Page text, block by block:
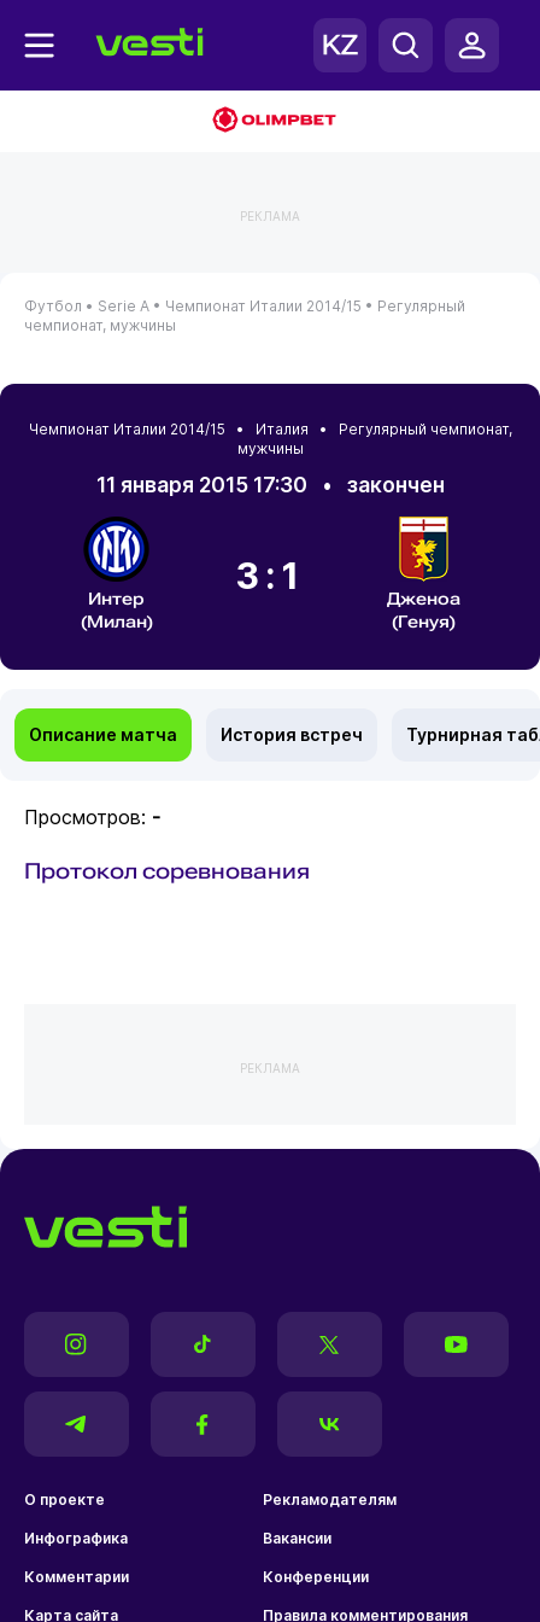
РЕКЛАМА
Футбол • Serie A • Чемпионат Италии 2014/15 • Регулярный
чемпионат, мужчины
Чемпионат Италии 2014/15 • Италия • Регулярный чемпионат,
мужчины
11 января 2015 17:30 • закончен
Интер
(Милан)
3:1
Дженоа
(Генуя)
Описание матча История встреч Турнирная
Просмотров: -
Протокол соревнования
РЕКЛАМА
О проекте Рекламодателям
Инфографика Вакансии
Комментарии Конференции
Карта сайта Правила комментирования